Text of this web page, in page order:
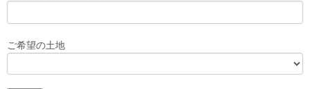
ご希望の土地